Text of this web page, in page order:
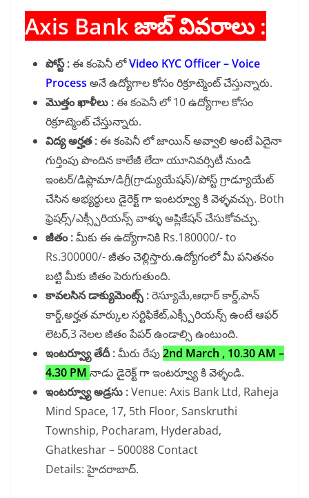
Axis Bank జాబ్ వివరాలు :
పోస్ట్ :ఈ కంపెనీ లోVideo KYC Officer – Voice
Process అనే ఉద్యోగాల కోసం రిక్రూట్మెంట్ చేస్తున్నారు.
మొత్తం ఖాళీలు :ఈ కంపెనీ లో 10 ఉద్యోగాల కోసం
రిక్రూట్మెంట్ చేస్తున్నారు.
విద్య అర్హత :ఈ కంపెనీ లో జాయిన్ అవ్వాలి అంటే ఏదైనా
గుర్తింపు పొందిన కాలేజీ లేదా యూనివర్సిటీ నుండి
ఇంటర్/డిప్లొమా/డిగ్రీ(గ్రాడ్యుయేషన్)/పోస్ట్ గ్రాడ్యూయేట్
చేసిన అభ్యర్థులు డైరెక్ట్ గా ఇంటర్వ్యూ కి వెళ్ళవచ్చు. Both
ఫ్రెషర్స్/ఎక్స్పీరియన్స్ వాళ్ళు అప్లికేషన్ చేసుకోవచ్చు.
జీతం :మీకు ఈ ఉద్యోగానికి Rs.180000/- to
Rs.300000/- జీతం చెల్లిస్తారు.ఉద్యోగంలో మీ పనితనం
బట్టి మీకు జీతం పెరుగుతుంది.
కావలసిన డాక్యుమెంట్స్ :రెస్యూమే,ఆధార్ కార్డ్,పాన్
కార్డ్,అర్హత మార్కుల సర్టిఫికేట్,ఎక్స్పీరియన్స్ ఉంటే ఆఫర్
లెటర్,3 నెలల జీతం పేపర్ ఉండాల్సి ఉంటుంది.
ఇంటర్వ్యూ తేదీ :మీరు రేపు2nd March , 10.30 AM –
4.30 PM నాడు డైరెక్ట్ గా ఇంటర్వ్యూ కి వెళ్ళండి.
ఇంటర్వ్యూ అడ్రసు :Venue: Axis Bank Ltd, Raheja
Mind Space, 17, 5th Floor, Sanskruthi
Township, Pocharam, Hyderabad,
Ghatkeshar – 500088 Contact
Details: హైదరాబాద్.